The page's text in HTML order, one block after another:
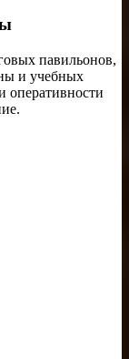
павильонов,
и учебных
оперативности